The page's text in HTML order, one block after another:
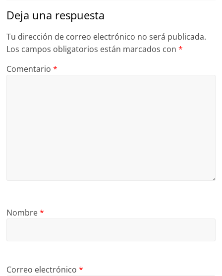
Deja una respuesta
Tu dirección de correo electrónico no será publicada.
Los campos obligatorios están marcados con*
Comentario*
Nombre*
Correo electrónico*